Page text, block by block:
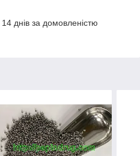
днів за домовленістю